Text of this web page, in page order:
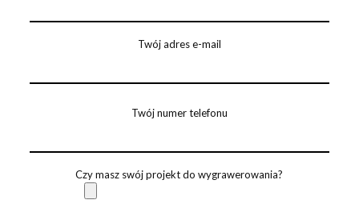
Twój adres e-mail
Twój numer telefonu
Czy masz swój projekt do wygrawerowania?